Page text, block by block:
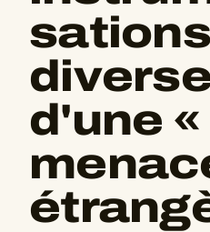
sations
d'une «